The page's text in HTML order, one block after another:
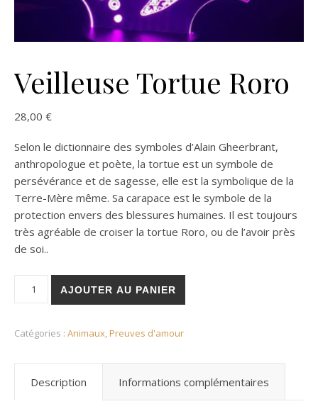
Veilleuse Tortue Roro
28,00 €
Selon le dictionnaire des symboles d’Alain Gheerbrant,
anthropologue et poète, la tortue est un symbole de
persévérance et de sagesse, elle est la symbolique de la
Terre-Mère même. Sa carapace est le symbole de la
protection envers des blessures humaines. Il est toujours
très agréable de croiser la tortue Roro, ou de l’avoir près
de soi..
AJOUTER AU PANIER
Catégories : Animaux Preuves d'amour
Description Informations complémentaires